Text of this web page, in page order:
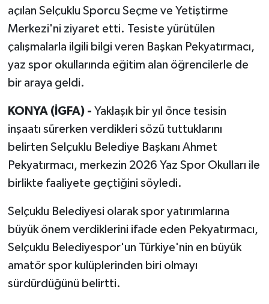
açılan Selçuklu Sporcu Seçme ve Yetiştirme
Merkezi'ni ziyaret etti. Tesiste yürütülen
çalışmalarla ilgili bilgi veren Başkan Pekyatırmacı,
yaz spor okullarında eğitim alan öğrencilerle de
bir araya geldi.
KONYA (İGFA) - Yaklaşık bir yıl önce tesisin
inşaatı sürerken verdikleri sözü tuttuklarını
belirten Selçuklu Belediye Başkanı Ahmet
Pekyatırmacı, merkezin 2026 Yaz Spor Okulları ile
birlikte faaliyete geçtiğini söyledi.
Selçuklu Belediyesi olarak spor yatırımlarına
büyük önem verdiklerini ifade eden Pekyatırmacı,
Selçuklu Belediyespor'un Türkiye'nin en büyük
amatör spor kulüplerinden biri olmayı
sürdürdüğünü belirtti.